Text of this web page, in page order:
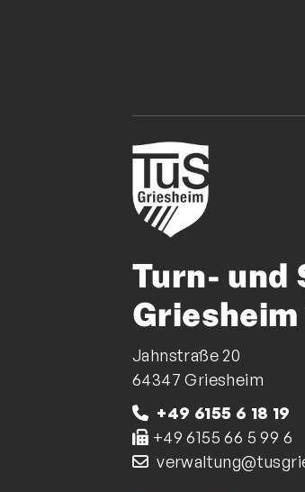
Turn- und
Griesheim
Jahnstraße 20
64347 Griesheim
+49 6155 6 18 19
+49 6155 66 5 99 6